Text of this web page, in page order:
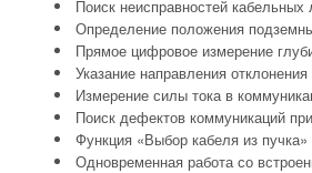
Поиск неисправностей
Определение положения
Прямое цифровое измерение
Указание направления
Измерение силы тока в
Поиск дефектов коммуникаций
Функция «Выбор кабеля из
Одновременная работа со